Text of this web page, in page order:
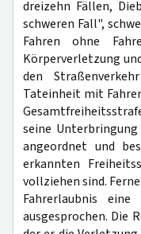
dreizehn Fällen,
schweren Fall",
Fahren ohne
Körperverletzung
den
Tateinheit mit
seine
angeordnet und
erkannten
vollziehen sind.
Fahrerlaubnis
ausgesprochen. Die